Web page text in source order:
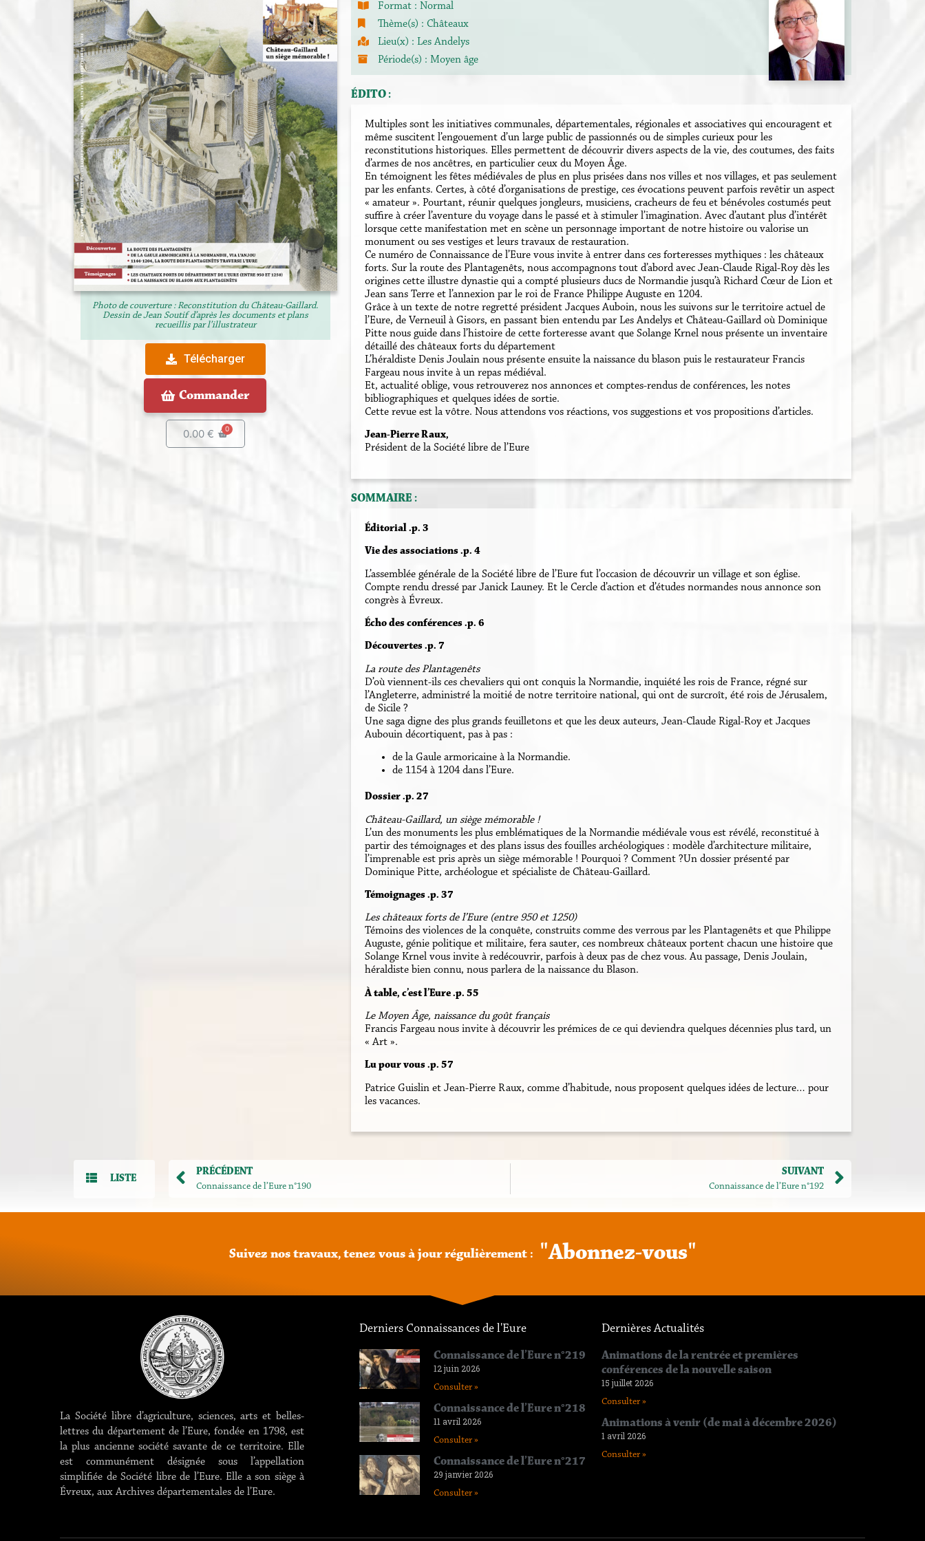
Photo de couverture : Reconstitution du Château-Gaillard.
Dessin de Jean Soutif d’après les documents et plans
recueillis par l’illustrateur
Télécharger
Commander
0.00 €
Format : Normal
Thème(s) : Châteaux
Lieu(x) : Les Andelys
Période(s) : Moyen âge
ÉDITO :
Multiples sont les initiatives communales, départementales, régionales et associatives qui encouragent et
même suscitent l’engouement d’un large public de passionnés ou de simples curieux pour les
reconstitutions historiques. Elles permettent de découvrir divers aspects de la vie, des coutumes, des faits
d’armes de nos ancêtres, en particulier ceux du Moyen Âge.
En témoignent les fêtes médiévales de plus en plus prisées dans nos villes et nos villages, et pas seulement
par les enfants. Certes, à côté d’organisations de prestige, ces évocations peuvent parfois revêtir un aspect
« amateur ». Pourtant, réunir quelques jongleurs, musiciens, cracheurs de feu et bénévoles costumés peut
suffire à créer l’aventure du voyage dans le passé et à stimuler l’imagination. Avec d’autant plus d’intérêt
lorsque cette manifestation met en scène un personnage important de notre histoire ou valorise un
monument ou ses vestiges et leurs travaux de restauration.
Ce numéro de Connaissance de l’Eure vous invite à entrer dans ces forteresses mythiques : les châteaux
forts. Sur la route des Plantagenêts, nous accompagnons tout d’abord avec Jean-Claude Rigal-Roy dès les
origines cette illustre dynastie qui a compté plusieurs ducs de Normandie jusqu’à Richard Cœur de Lion et
Jean sans Terre et l’annexion par le roi de France Philippe Auguste en 1204.
Grâce à un texte de notre regretté président Jacques Auboin, nous les suivons sur le territoire actuel de
l’Eure, de Verneuil à Gisors, en passant bien entendu par Les Andelys et Château-Gaillard où Dominique
Pitte nous guide dans l’histoire de cette forteresse avant que Solange Krnel nous présente un inventaire
détaillé des châteaux forts du département
L’héraldiste Denis Joulain nous présente ensuite la naissance du blason puis le restaurateur Francis
Fargeau nous invite à un repas médiéval.
Et, actualité oblige, vous retrouverez nos annonces et comptes-rendus de conférences, les notes
bibliographiques et quelques idées de sortie.
Cette revue est la vôtre. Nous attendons vos réactions, vos suggestions et vos propositions d’articles.
Jean-Pierre Raux,
Président de la Société libre de l’Eure
SOMMAIRE :
Éditorial .p. 3
Vie des associations .p. 4
L’assemblée générale de la Société libre de l’Eure fut l’occasion de découvrir un village et son église.
Compte rendu dressé par Janick Launey. Et le Cercle d’action et d’études normandes nous annonce son
congrès à Évreux.
Écho des conférences .p. 6
Découvertes .p. 7
La route des Plantagenêts
D’où viennent-ils ces chevaliers qui ont conquis la Normandie, inquiété les rois de France, régné sur
l’Angleterre, administré la moitié de notre territoire national, qui ont de surcroît, été rois de Jérusalem,
de Sicile ?
Une saga digne des plus grands feuilletons et que les deux auteurs, Jean-Claude Rigal-Roy et Jacques
Aubouin décortiquent, pas à pas :
de la Gaule armoricaine à la Normandie.
de 1154 à 1204 dans l’Eure.
Dossier .p. 27
Château-Gaillard, un siège mémorable !
L’un des monuments les plus emblématiques de la Normandie médiévale vous est révélé, reconstitué à
partir des témoignages et des plans issus des fouilles archéologiques : modèle d’architecture militaire,
l’imprenable est pris après un siège mémorable ! Pourquoi ? Comment ?Un dossier présenté par
Dominique Pitte, archéologue et spécialiste de Château-Gaillard.
Témoignages .p. 37
Les châteaux forts de l’Eure (entre 950 et 1250)
Témoins des violences de la conquête, construits comme des verrous par les Plantagenêts et que Philippe
Auguste, génie politique et militaire, fera sauter, ces nombreux châteaux portent chacun une histoire que
Solange Krnel vous invite à redécouvrir, parfois à deux pas de chez vous. Au passage, Denis Joulain,
héraldiste bien connu, nous parlera de la naissance du Blason.
À table, c’est l’Eure .p. 55
Le Moyen Âge, naissance du goût français
Francis Fargeau nous invite à découvrir les prémices de ce qui deviendra quelques décennies plus tard, un
« Art ».
Lu pour vous .p. 57
Patrice Guislin et Jean-Pierre Raux, comme d’habitude, nous proposent quelques idées de lecture… pour
les vacances.
LISTE
PRÉCÉDENT
Connaissance de l’Eure n°190
SUIVANT
Connaissance de l’Eure n°192
Suivez nos travaux, tenez vous à jour régulièrement : "Abonnez-vous"
La Société libre d’agriculture, sciences, arts et belles-
lettres du département de l’Eure, fondée en 1798, est
la plus ancienne société savante de ce territoire. Elle
est communément désignée sous l’appellation
simplifiée de Société libre de l’Eure. Elle a son siège à
Évreux, aux Archives départementales de l’Eure.
Derniers Connaissances de l'Eure
Connaissance de l’Eure n°219
12 juin 2026
Consulter »
Connaissance de l’Eure n°218
11 avril 2026
Consulter »
Connaissance de l’Eure n°217
29 janvier 2026
Consulter »
Dernières Actualités
Animations de la rentrée et premières
conférences de la nouvelle saison
15 juillet 2026
Consulter »
Animations à venir (de mai à décembre 2026)
1 avril 2026
Consulter »